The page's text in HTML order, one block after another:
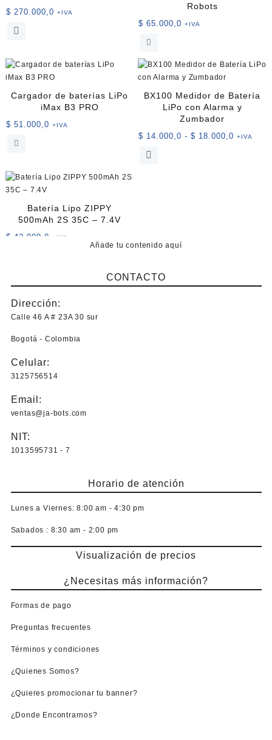
$ 270.000,0 +IVA
Robots
$ 65.000,0 +IVA
Cargador de baterías LiPo
iMax B3 PRO
$ 51.000,0 +IVA
BX100 Medidor de Batería
LiPo con Alarma y
Zumbador
$ 14.000,0 - $ 18.000,0 Rango
+IVA
Este
se
en
Batería Lipo ZIPPY
500mAh 2S 35C – 7.4V
$ 42.000,0 +IVA
Añade tu contenido aquí
CONTACTO
Dirección:
Calle 46 A # 23A 30 sur
Bogotá - Colombia
Celular:
3125756514
Email:
ventas@ja-bots.com
NIT:
1013595731 - 7
Horario de atención
Lunes a Viernes: 8:00 am - 4:30 pm
Sabados : 8:30 am - 2:00 pm
Visualización de precios
¿Necesitas más información?
Formas de pago
Preguntas frecuentes
Términos y condiciones
¿Quienes Somos?
¿Quieres promocionar tu banner?
¿Donde Encontrarnos?